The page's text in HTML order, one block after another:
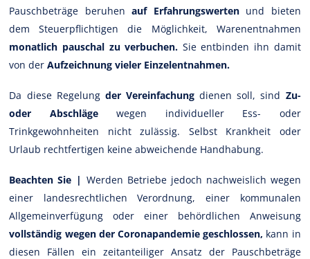
Pauschbeträge beruhenauf Erfahrungswertenund bieten
dem Steuerpflichtigen die Möglichkeit, Warenentnahmen
monatlich pauschal zu verbuchen. Sie entbinden ihn damit
von derAufzeichnung vieler Einzelentnahmen.
Da diese Regelung der Vereinfachungdienen soll, sind Zu-
oder Abschlägewegen individueller Ess- oder
Trinkgewohnheiten nicht zulässig. Selbst Krankheit oder
Urlaub rechtfertigen keine abweichende Handhabung.
Beachten Sie |Werden Betriebe jedoch nachweislich wegen
einer landesrechtlichen Verordnung, einer kommunalen
Allgemeinverfügung oder einer behördlichen Anweisung
vollständig wegen der Coronapandemie geschlossen, kann in
diesen Fällen ein zeitanteiliger Ansatz der Pauschbeträge